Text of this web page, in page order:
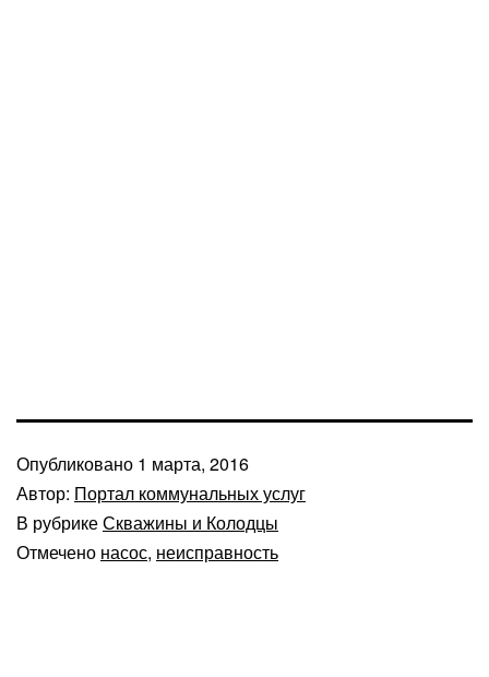
Опубликовано 1 марта, 2016
Автор: Портал коммунальных услуг
В рубрикеСкважины и Колодцы
Отмечено насос, неисправность